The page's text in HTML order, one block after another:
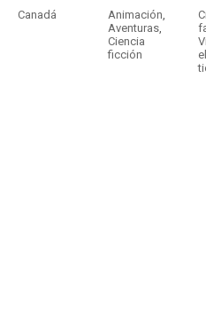
Canadá Animación,
Aventuras,
Ciencia
ficción
el